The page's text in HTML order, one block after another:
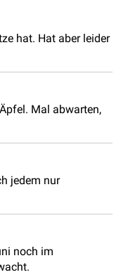
hat. Hat aber leider
Mal abwarten,
jedem nur
noch im